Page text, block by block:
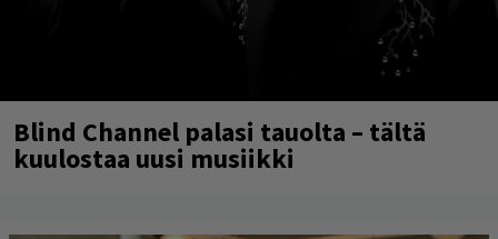
Blind Channel palasi tauolta – tältä
kuulostaa uusi musiikki